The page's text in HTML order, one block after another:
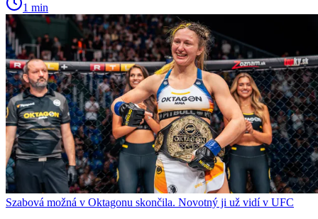
1 min
Szabová možná v Oktagonu skončila. Novotný ji už vidí v UFC